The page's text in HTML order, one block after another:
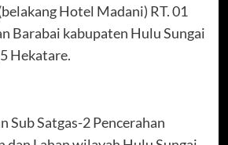
Hotel Madani) RT. 01
Barabai kabupaten Hulu Sungai
Hekatare.
Sub Satgas-2 Pencerahan